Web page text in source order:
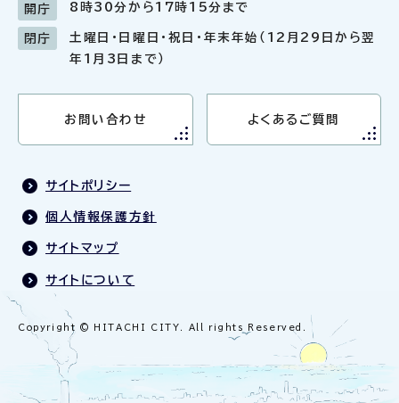
開庁 8時30分から17時15分まで
閉庁
土曜日・日曜日・祝日・年末年始（12月29日から翌
年1月3日まで）
お問い合わせ よくあるご質問
サイトポリシー
個人情報保護方針
サイトマップ
サイトについて
Copyright © HITACHI CITY. All rights Reserved.